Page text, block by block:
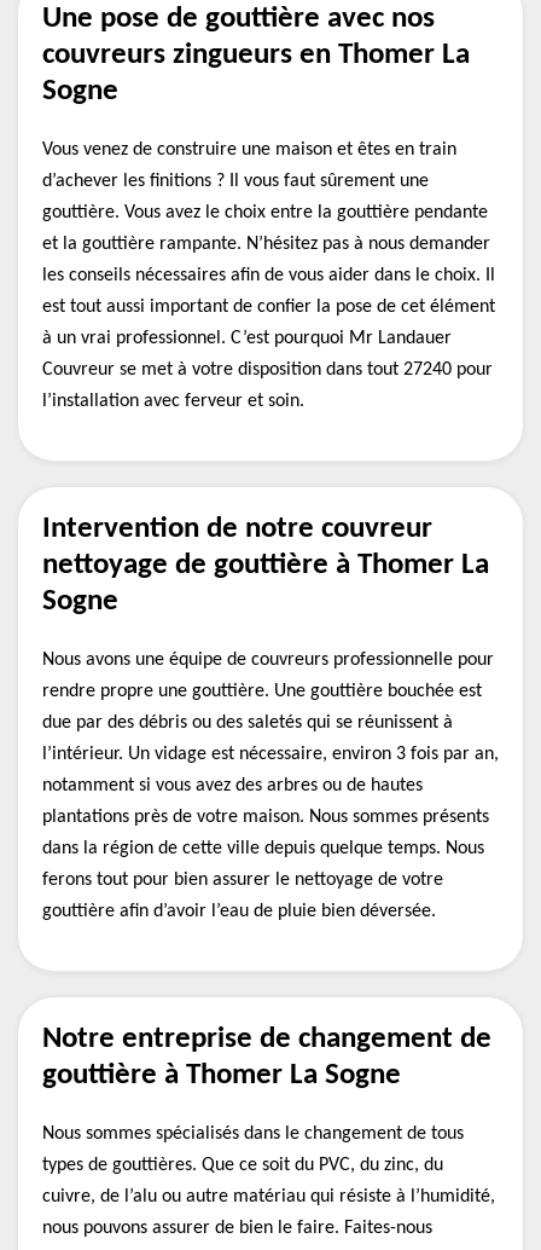
Une pose de gouttière avec nos
couvreurs zingueurs en Thomer La
Sogne
Vous venez de construire une maison et êtes en train
d’achever les finitions ? Il vous faut sûrement une
gouttière. Vous avez le choix entre la gouttière pendante
et la gouttière rampante. N’hésitez pas à nous demander
les conseils nécessaires afin de vous aider dans le choix. Il
est tout aussi important de confier la pose de cet élément
à un vrai professionnel. C’est pourquoi Mr Landauer
Couvreur se met à votre disposition dans tout 27240 pour
l’installation avec ferveur et soin.
Intervention de notre couvreur
nettoyage de gouttière à Thomer La
Sogne
Nous avons une équipe de couvreurs professionnelle pour
rendre propre une gouttière. Une gouttière bouchée est
due par des débris ou des saletés qui se réunissent à
l’intérieur. Un vidage est nécessaire, environ 3 fois par an,
notamment si vous avez des arbres ou de hautes
plantations près de votre maison. Nous sommes présents
dans la région de cette ville depuis quelque temps. Nous
ferons tout pour bien assurer le nettoyage de votre
gouttière afin d’avoir l’eau de pluie bien déversée.
Notre entreprise de changement de
gouttière à Thomer La Sogne
Nous sommes spécialisés dans le changement de tous
types de gouttières. Que ce soit du PVC, du zinc, du
cuivre, de l’alu ou autre matériau qui résiste à l’humidité,
nous pouvons assurer de bien le faire. Faites-nous